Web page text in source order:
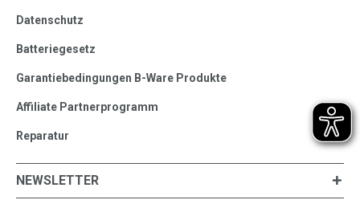
Datenschutz
Batteriegesetz
Garantiebedingungen B-Ware Produkte
Affiliate Partnerprogramm
Reparatur
NEWSLETTER